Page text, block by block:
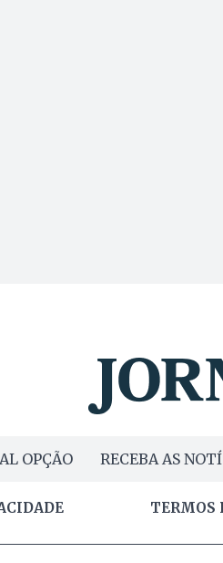
OPÇÃO RECEBA AS
TERMOS